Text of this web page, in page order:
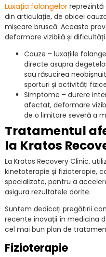
Luxația falangelor reprezintă
din articulație, de obicei
mișcare bruscă. Aceasta
deformare vizibilă și
Cauze – luxațiile
directe asupra
sau răsucirea
sporturi și activități
Simptome – durere
afectat, deformare
de o limitare severă a
Tratamentul
la Kratos
La Kratos Recovery Clinic,
kinetoterapie și fizioterapie,
specializate, pentru a
asigura rezultatele dorite.
Suntem dedicați pregătirii
recente inovații în medicina
cel mai bun plan de
Fizioterapie